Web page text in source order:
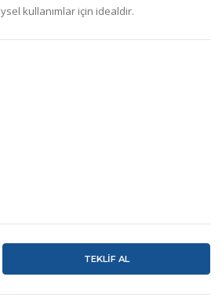
kullanımlar için idealdir.
TEKLİF AL